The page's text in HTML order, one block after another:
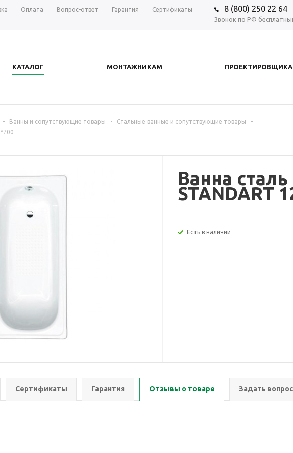
Оплата Вопрос-ответ Гарантия Сертификаты 8 (800) 250 22 64
Звонок по РФ
КАТАЛОГ МОНТАЖНИКАМ
- Ванны и сопутствующие товары - Стальные ванные и сопутствующие товары
-
Ванна сталь
STANDART
Есть в наличии
Сертификаты Гарантия Отзывы о товаре Задать вопрос